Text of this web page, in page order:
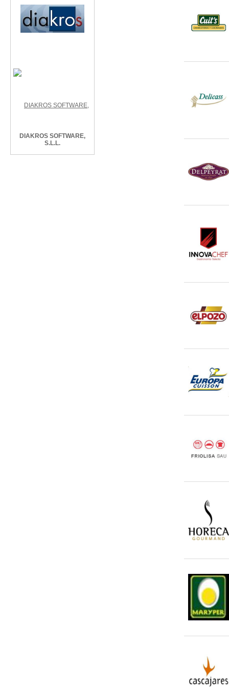
DIAKROS SOFTWARE,
S.L.L.